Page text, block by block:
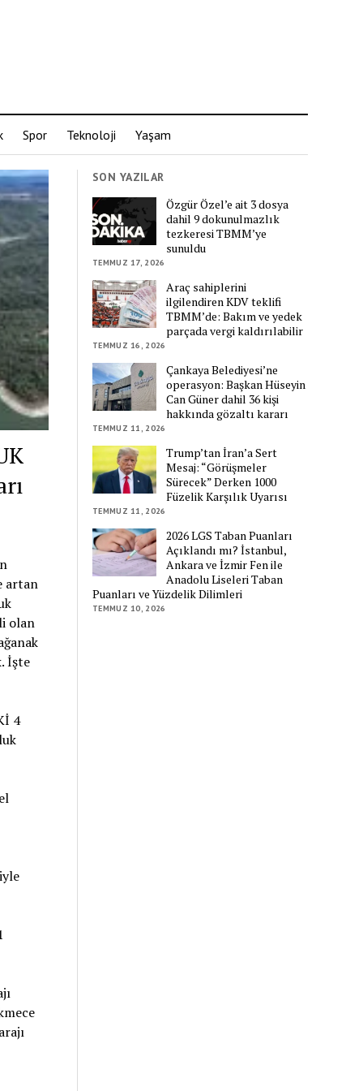
Spor Teknoloji Yaşam
artan
olan
İşte
4
SON YAZILAR
Özgür Özel’e ait 3 dosya
dahil 9 dokunulmazlık
tezkeresi TBMM’ye
sunuldu
TEMMUZ 17, 2026
Araç sahiplerini
ilgilendiren KDV teklifi
TBMM’de: Bakım ve yedek
parçada vergi kaldırılabilir
TEMMUZ 16, 2026
Çankaya Belediyesi’ne
operasyon: Başkan Hüseyin
Can Güner dahil 36 kişi
hakkında gözaltı kararı
TEMMUZ 11, 2026
Trump’tan İran’a Sert
Mesaj: “Görüşmeler
Sürecek” Derken 1000
Füzelik Karşılık Uyarısı
TEMMUZ 11, 2026
2026 LGS Taban Puanları
Açıklandı mı? İstanbul,
Ankara ve İzmir Fen ile
Anadolu Liseleri Taban
Puanları ve Yüzdelik Dilimleri
TEMMUZ 10, 2026